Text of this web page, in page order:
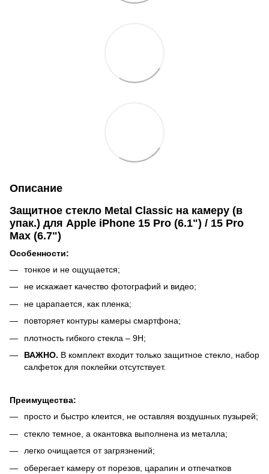
Описание
Защитное стекло Metal Classic на камеру (в
упак.) для Apple iPhone 15 Pro (6.1") / 15 Pro
Max (6.7")
Особенности:
тонкое и не ощущается;
не искажает качество фотографий и видео;
не царапается, как пленка;
повторяет контуры камеры смартфона;
плотность гибкого стекла – 9Н;
ВАЖНО. В комплект входит только защитное стекло, набор
салфеток для поклейки отсутствует.
Преимущества:
просто и быстро клеится, не оставляя воздушных пузырей;
стекло темное, а окантовка выполнена из металла;
легко очищается от загрязнений;
оберегает камеру от порезов, царапин и отпечатков